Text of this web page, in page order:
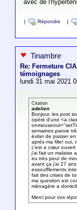
avec de
Répondre
Tinambre
Re: Fermeture
témoignages
lundi 31 mai 2021
Citation
adelien
Bonjour, les post
opéré d'une <a
semaines paroie
éviter de passer
après ma fille! oui,
c'est a cœur ouvert
j'ai fait un malaise
eu très peur de
avant ça j'ai 27
essoufflements
fait des crises de
ma question est
ménagère a
Merci pour vos